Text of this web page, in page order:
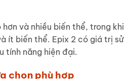
và nhiều biến thể, trong khi
ít biến thể. Epix 2 có giá trị sử
tính năng hiện đại.
chọn phù hợp